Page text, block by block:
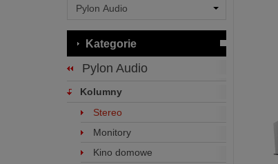
Kategorie
Pylon Audio
Kolumny
Stereo
Monitory
Kino domowe